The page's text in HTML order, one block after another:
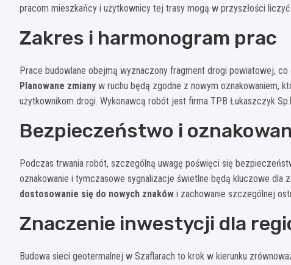
pracom mieszkańcy i użytkownicy tej trasy mogą w przyszłości
Zakres i harmonogram prac
Prace budowlane obejmą wyznaczony fragment drogi powiatowej,
Planowane zmiany w ruchu będą zgodne z nowym oznakowaniem,
użytkownikom drogi. Wykonawcą robót jest firma TPB Łukaszczyk
Bezpieczeństwo i
Podczas trwania robót, szczególną uwagę poświęci się
oznakowanie i tymczasowe sygnalizacje świetlne będą kluczowe dla
dostosowanie się do nowych znaków i zachowanie szczególnej
Znaczenie inwestycji dla
Budowa sieci geotermalnej w Szaflarach to krok w kierunku